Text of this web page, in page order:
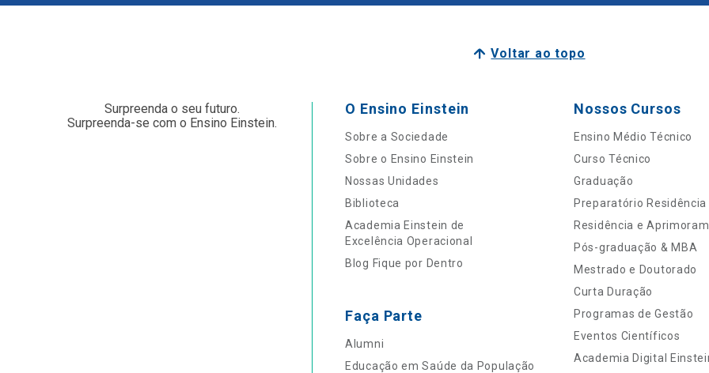
Voltar ao topo
Surpreenda o seu futuro.
Surpreenda-se com o Ensino Einstein.
O Ensino Einstein
Sobre a Sociedade
Sobre o Ensino Einstein
Nossas Unidades
Biblioteca
Academia Einstein de
Excelência Operacional
Blog Fique por Dentro
Faça Parte
Alumni
Educação em Saúde da População
Nossos Cursos
Ensino Médio Técnico
Curso Técnico
Graduação
Preparatório Residência
Residência e
Pós-graduação & MBA
Mestrado e Doutorado
Curta Duração
Programas de Gestão
Eventos Científicos
Academia Digital